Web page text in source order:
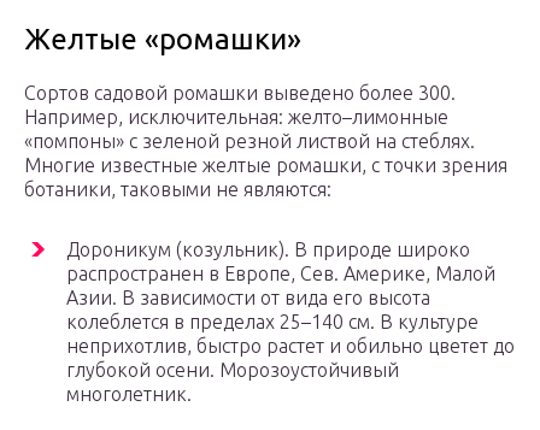
Желтые «ромашки»
Сортов садовой ромашки выведено более 300.
Например, исключительная: желто–лимонные
«помпоны» с зеленой резной листвой на стеблях.
Многие известные желтые ромашки, с точки зрения
ботаники, таковыми не являются:
Дороникум (козульник). В природе широко
распространен в Европе, Сев. Америке, Малой
Азии. В зависимости от вида его высота
колеблется в пределах 25–140 см. В культуре
неприхотлив, быстро растет и обильно цветет до
глубокой осени. Морозоустойчивый
многолетник.